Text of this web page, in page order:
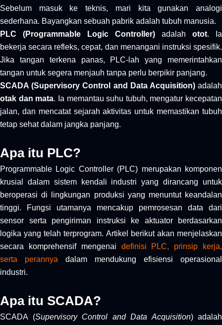
Sebelum masuk ke teknis, mari kita gunakan analogi
sederhana. Bayangkan sebuah pabrik adalah tubuh manusia.
PLC (Programmable Logic Controller) adalah otot. Ia
bekerja secara refleks, cepat, dan menangani instruksi spesifik.
Jika tangan terkena panas, PLC-lah yang memerintahkan
tangan untuk segera menjauh tanpa perlu berpikir panjang.
SCADA (Supervisory Control and Data Acquisition)adalah
otak dan mata. Ia memantau suhu tubuh, mengatur kecepatan
jalan, dan mencatat sejarah aktivitas untuk memastikan tubuh
tetap sehat dalam jangka panjang.
Apa itu PLC?
Programmable Logic Controller (PLC) merupakan komponen
krusial dalam sistem kendali industri yang dirancang untuk
beroperasi di lingkungan produksi yang menuntut keandalan
tinggi. Fungsi utamanya mencakup pemrosesan data dari
sensor serta pengiriman instruksi ke aktuator berdasarkan
logika yang telah terprogram. Artikel berikut akan menjelaskan
secara komprehensif mengenai definisi PLC, prinsip kerja,
serta perannya dalam mendukung efisiensi operasional
industri.
Apa itu SCADA?
SCADA (Supervisory Control and Data Acquisition) adalah